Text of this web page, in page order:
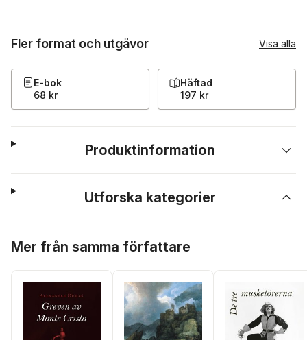
Fler format och utgåvor Visa alla
E-bok
68 kr
Häftad
197 kr
Produktinformation
Utforska kategorier
Mer från samma författare